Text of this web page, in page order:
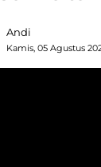
Andi
Kamis, 05 Agustus